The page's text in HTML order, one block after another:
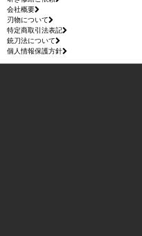
会社概要
刃物について
特定商取引法表記
銃刀法について
個人情報保護方針